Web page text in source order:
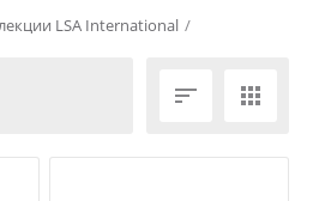
LSA International /
 